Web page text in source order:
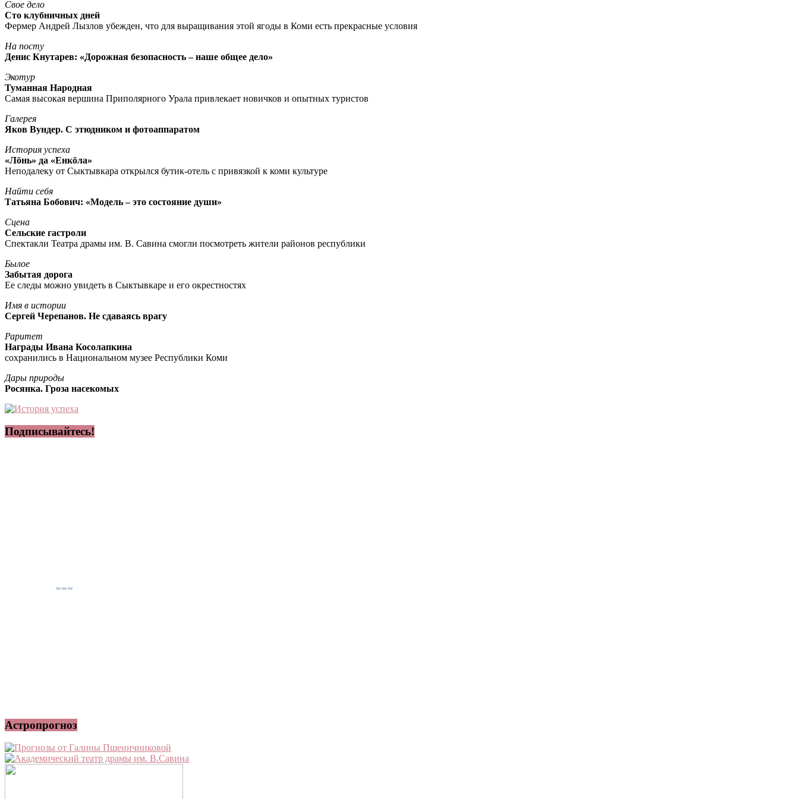
Свое дело
Сто клубничных дней
Фермер Андрей Лызлов убежден, что для выращивания этой ягоды в Коми есть прекрасные условия
На посту
Денис Кнутарев: «Дорожная безопасность – наше общее дело»
Экотур
Туманная Народная
Самая высокая вершина Приполярного Урала привлекает новичков и опытных туристов
Галерея
Яков Вундер. С этюдником и фотоаппаратом
История успеха
«Лöнь» да «Енкöла»
Неподалеку от Сыктывкара открылся бутик-отель с привязкой к коми культуре
Найти себя
Татьяна Бобович: «Модель – это состояние души»
Сцена
Сельские гастроли
Спектакли Театра драмы им. В. Савина смогли посмотреть жители районов республики
Былое
Забытая дорога
Ее следы можно увидеть в Сыктывкаре и его окрестностях
Имя в истории
Сергей Черепанов. Не сдаваясь врагу
Раритет
Награды Ивана Косолапкина
сохранились в Национальном музее Республики Коми
Дары природы
Росянка. Гроза насекомых
Подписывайтесь!
Астропрогноз